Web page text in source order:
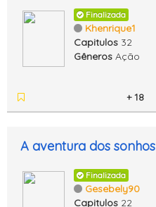
Finalizada
Khenrique1
Capitulos 32
Gêneros Ação
+ 18
A aventura dos sonhos
Finalizada
Gesebely90
Capitulos 22